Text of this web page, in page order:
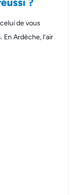
de vous
En Ardèche, l’air